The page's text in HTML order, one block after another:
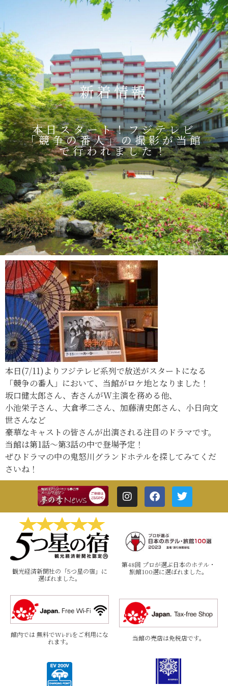
新着情報
本日スタート！フジテレビ
「競争の番人」の撮影が当館
で行われました！
本日(7/11)よりフジテレビ系列で放送がスタートになる
「競争の番人」において、当館がロケ地となりました！
坂口健太郎さん、杏さんがW主演を務める他、
小池栄子さん、大倉孝二さん、加藤清史郎さん、小日向文
世さんなど
豪華なキャストの皆さんが出演される注目のドラマです。
当館は第1話～第3話の中で登場予定！
ぜひドラマの中の鬼怒川グランドホテルを探してみてくだ
さいね！
観光経済新聞社の「5つ星の宿」に
選ばれました。
第48回 プロが選ぶ日本のホテル・
旅館100選に選ばれました。
館内では 無料でWi-Fiをご利用にな
れます。
当館の売店は免税店です。